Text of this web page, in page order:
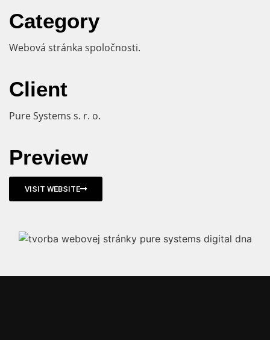
Category
Webová stránka spoločnosti.
Client
Pure Systems s. r. o.
Preview
VISIT WEBSITE